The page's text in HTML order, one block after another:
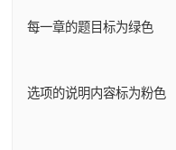
每一章的题目标为绿色
选项的说明内容标为粉色